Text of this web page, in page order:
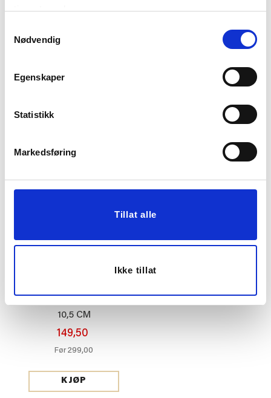
tjenestene deres.
Nødvendig
Egenskaper
Statistikk
Markedsføring
Tillat alle
Ikke tillat
29 CM BEIGE
KJØP
70 CM ROSA
10,5 CM
149,50
Før299,00
KJØP